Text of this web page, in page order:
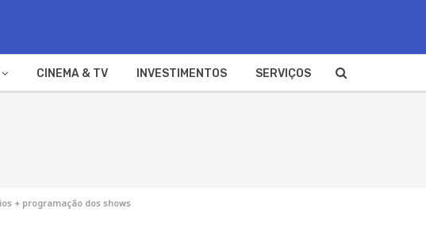
CINEMA & TV INVESTIMENTOS SERVIÇOS
+ programação dos shows